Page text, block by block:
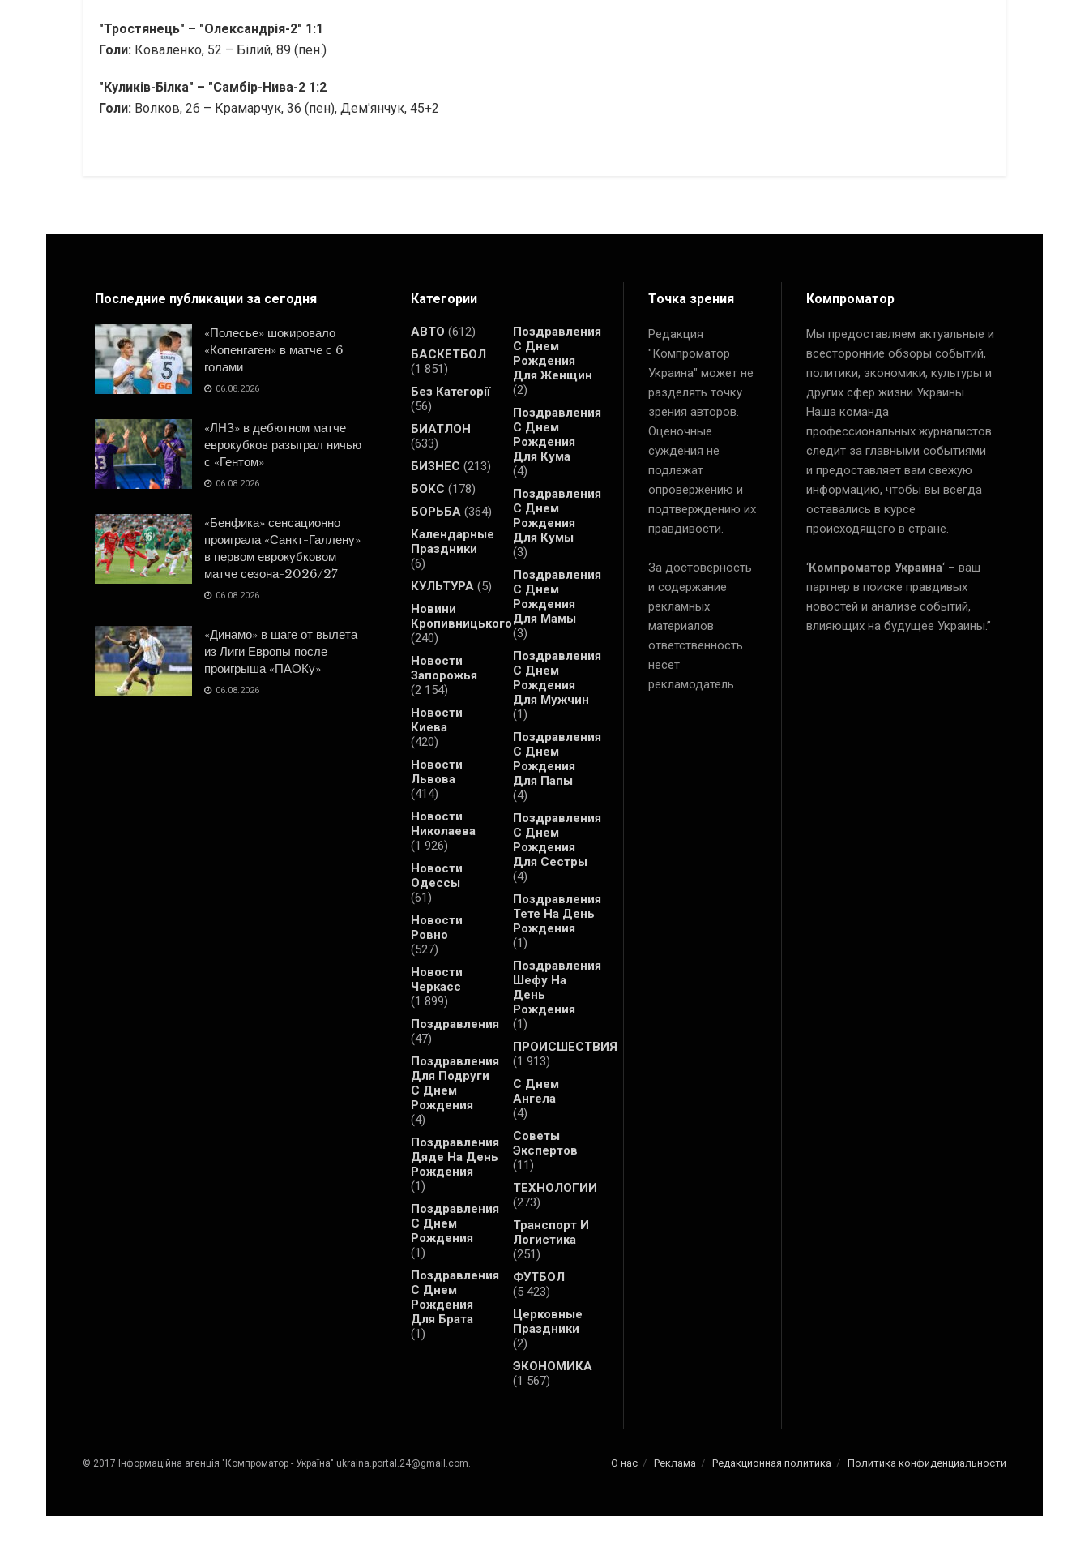
"Тростянець" – "Олександрія-2" 1:1
Голи: Коваленко, 52 – Білий, 89 (пен.)
"Куликів-Білка" – "Самбір-Нива-2 1:2
Голи: Волков, 26 – Крамарчук, 36 (пен), Дем'янчук, 45+2
Последние публикации за сегодня
«Полесье» шокировало
«Копенгаген» в матче с 6
голами
06.08.2026
«ЛНЗ» в дебютном матче
еврокубков разыграл ничью
с «Гентом»
06.08.2026
«Бенфика» сенсационно
проиграла «Санкт-Галлену»
в первом еврокубковом
матче сезона-2026/27
06.08.2026
«Динамо» в шаге от вылета
из Лиги Европы после
проигрыша «ПАОКу»
06.08.2026
Категории
АВТО (612)
БАСКЕТБОЛ
(1 851)
Без Категорії
(56)
БИАТЛОН
(633)
БИЗНЕС (213)
БОКС (178)
БОРЬБА (364)
Календарные
Праздники
(6)
КУЛЬТУРА (5)
Новини
Кропивницького
(240)
Новости
Запорожья
(2 154)
Новости
Киева
(420)
Новости
Львова
(414)
Новости
Николаева
(1 926)
Новости
Одессы
(61)
Новости
Ровно
(527)
Новости
Черкасс
(1 899)
Поздравления
(47)
Поздравления
Для Подруги
С Днем
Рождения
(4)
Поздравления
Дяде На День
Рождения
(1)
Поздравления
С Днем
Рождения
(1)
Поздравления
С Днем
Рождения
Для Брата
(1)
Поздравления
С Днем
Рождения
Для Женщин
(2)
Поздравления
С Днем
Рождения
Для Кума
(4)
Поздравления
С Днем
Рождения
Для Кумы
(3)
Поздравления
С Днем
Рождения
Для Мамы
(3)
Поздравления
С Днем
Рождения
Для Мужчин
(1)
Поздравления
С Днем
Рождения
Для Папы
(4)
Поздравления
С Днем
Рождения
Для Сестры
(4)
Поздравления
Тете На День
Рождения
(1)
Поздравления
Шефу На
День
Рождения
(1)
ПРОИСШЕСТВИЯ
(1 913)
С Днем
Ангела
(4)
Советы
Экспертов
(11)
ТЕХНОЛОГИИ
(273)
Транспорт И
Логистика
(251)
ФУТБОЛ
(5 423)
Церковные
Праздники
(2)
ЭКОНОМИКА
(1 567)
Точка зрения
Редакция
"Компроматор
Украина" может не
разделять точку
зрения авторов.
Оценочные
суждения не
подлежат
опровержению и
подтверждению их
правдивости.
За достоверность
и содержание
рекламных
материалов
ответственность
несет
рекламодатель.
Компроматор
Мы предоставляем актуальные и
всесторонние обзоры событий,
политики, экономики, культуры и
других сфер жизни Украины.
Наша команда
профессиональных журналистов
следит за главными событиями
и предоставляет вам свежую
информацию, чтобы вы всегда
оставались в курсе
происходящего в стране.
‘Компроматор Украина‘ – ваш
партнер в поиске правдивых
новостей и анализе событий,
влияющих на будущее Украины.”
О нас Реклама Редакционная политика Политика конфиденциальности
© 2017 Інформаційна агенція "Компроматор - Україна" ukraina.portal.24@gmail.com.